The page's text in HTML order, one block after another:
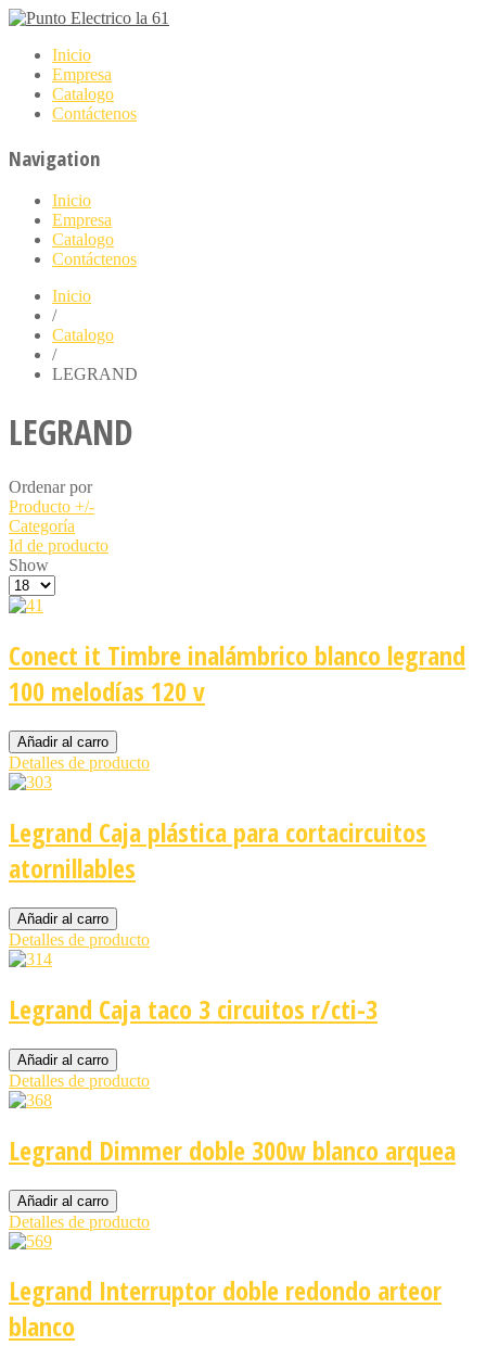
Inicio
Empresa
Catalogo
Contáctenos
Navigation
Inicio
Empresa
Catalogo
Contáctenos
Inicio
/
Catalogo
/
LEGRAND
LEGRAND
Ordenar por
Producto +/-
Categoría
Id de producto
Show
Conect it Timbre inalámbrico blanco legrand
100 melodías 120 v
Detalles de producto
Legrand Caja plástica para cortacircuitos
atornillables
Detalles de producto
Legrand Caja taco 3 circuitos r/cti-3
Detalles de producto
Legrand Dimmer doble 300w blanco arquea
Detalles de producto
Legrand Interruptor doble redondo arteor
blanco